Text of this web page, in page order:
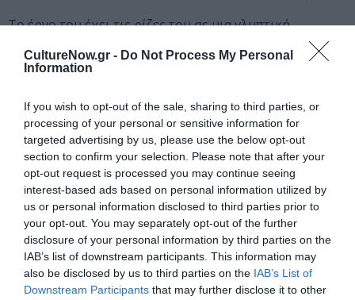
CultureNow.gr - Do Not Process My Personal
Information
If you wish to opt-out of the sale, sharing to third parties, or
processing of your personal or sensitive information for
targeted advertising by us, please use the below opt-out
section to confirm your selection. Please note that after your
opt-out request is processed you may continue seeing
interest-based ads based on personal information utilized by
us or personal information disclosed to third parties prior to
your opt-out. You may separately opt-out of the further
disclosure of your personal information by third parties on the
IAB’s list of downstream participants. This information may
also be disclosed by us to third parties on the IAB’s List of
Downstream Participants that may further disclose it to other
Το έργο του έχει τις ρίζες του σε μια γλυπτική
γλυπτική, εμπνέεται από τον Τζακομέτι και
τεχνολογικών αντικειμένων. Γοητευμένος από την
«επιστημονική μαγεία», που είναι η πηγή των
σύγχρονων εφευρέσεων (έχει μέχρι και διπλώματα
βιομηχανικής ευρεσιτεχνίας). Ο Takis τοποθετείται
δημιουργικά ως φιλόσοφος της επιστήμης. Διαπνέεται
από την προ-σωκρατική φιλοσοφία, την ιατρική του
Ιπποκράτη και την αρχαία Αίγυπτο.
Ακολουθήστε το Culturenow.gr στο Google News
μάθετε πρώτοι όλες τις ειδήσεις